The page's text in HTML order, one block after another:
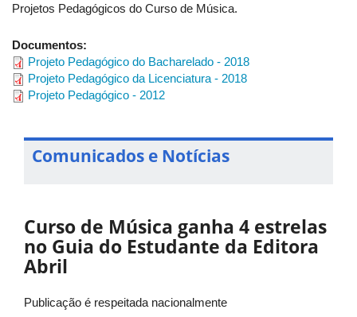
Projetos Pedagógicos do Curso de Música.
Documentos:
Projeto Pedagógico do Bacharelado - 2018
Projeto Pedagógico da Licenciatura - 2018
Projeto Pedagógico - 2012
Comunicados e Notícias
Curso de Música ganha 4 estrelas
no Guia do Estudante da Editora
Abril
Publicação é respeitada nacionalmente